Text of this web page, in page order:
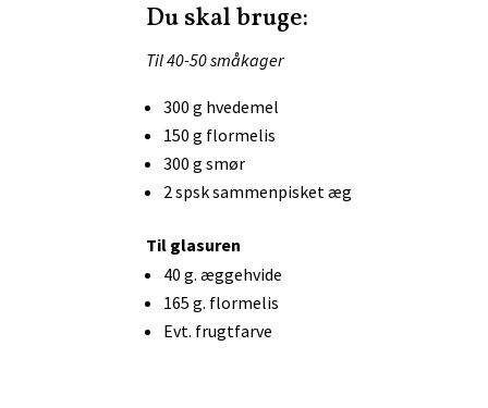
Du skal bruge:
Til 40-50 småkager
300 g hvedemel
150 g flormelis
300 g smør
2 spsk sammenpisket æg
Til glasuren
40 g. æggehvide
165 g. flormelis
Evt. frugtfarve